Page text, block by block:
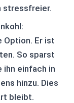
stressfreier.
Option. Er ist
So sparst
ihn einfach in
hinzu. Dies
bleibt.